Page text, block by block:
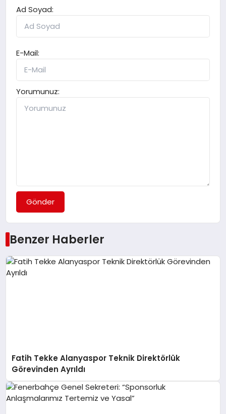
Ad Soyad:
E-Mail:
Yorumunuz:
Gönder
Benzer Haberler
Fatih Tekke Alanyaspor Teknik Direktörlük
Görevinden Ayrıldı